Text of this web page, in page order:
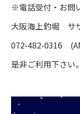
※電話受付・お問
大阪海上釣堀
072-482-0316
是非ご利用下さい。